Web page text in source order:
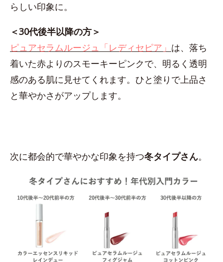
らしい印象に。
＜30代後半以降の方＞
ピュアセラムルージュ「レディセピア」 は、落ち
着いた赤よりのスモーキーピンクで、明るく透明
感のある肌に見せてくれます。ひと塗りで上品さ
と華やかさがアップします。
次に都会的で華やかな印象を持つ冬タイプさん。